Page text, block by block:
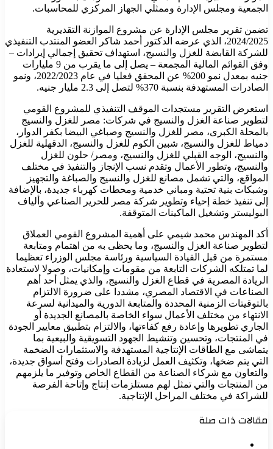
الجمعية ومجلس الإدارة وممثلي الجهاز المركزي للمحاسبات.
تضمن تقرير مجلس الإدارة عن مشروع الموازنة التقديرية
2024/2025، الذي عرضه الدكتور أحمد شاكر العضو المنتدب التنفيذي
للشركة القابضة للغزل والنسيج، استهداف تحقيق إجمالي إيرادات –
وفق القوائم المالية المجمعة – يصل إلى ما يقرب من 9 مليارات
جنيه بمعدل نمو 200% عن المحقق فعليا في عام 2022/2023، ونمو
الصادرات المستهدفة بنسبة 370% لتصل إلى 2.3 مليار جنيه.
استعرض التقرير مستجدات الموقف التنفيذي للمشروع القومي
لتطوير صناعة الغزل والنسيج في شركات: مصر للغزل والنسيج
بالمحلة الكبرى، مصر للغزل والنسيج وصباغي البيضا بكفر الدوار،
دمياط للغزل والنسيج، شبين الكوم للغزل والنسيج، الدقهلية للغزل
والنسيج، الوجه القبلي للغزل والنسيج، ومصر/ حلون للغزل
والنسيج، وتطور الأعمال وتقدم نسب الإنجاز والتنفيذ في مختلف
المواقع، والتي تشمل مصانع للغزل والنسيج والصباغة والتجهيز
وشبكات بنية تحتية ومباني خدمية ومحطات كهرباء جديدة، بالإضافة
إلى تنفيذ خطة إحياء وتطوير شركة مصر للحرير الصناعي وألياف
البوليستر وتشغيل الماكينات المتوقفة.
أكد المهندس محمد شيمي على أهمية المشروع القومي العملاق
لتطوير صناعة الغزل والنسيج، وما يحظى به من اهتمام ومتابعة
مستمرة من قبل القيادة السياسية ورئاسة مجلس الوزراء تعظيما
لما تمتلكه الشركات التابعة من مقومات وإمكانيات، وصولا لاستعادة
الريادة المصرية في قطاع الغزل والنسيج، والذي يمثل أحد أهم
الصناعات في الاقتصاد المصري، مشددا على ضرورة الالتزام
بالتوقيتات الزمنية المحددة والمتابعة الدورية والميدانية لسرعة
الانتهاء من مختلف الأعمال سواء الخاصة بالمصانع الجديدة أو
الجاري تطويرها وإعادة رفع كفاءتها، والالتزام بتطبيق معايير الجودة
في المنتجات، وتحسين وتنشيط الجهود التسويقية والبيعية بما
يتماشى مع الطاقات الإنتاجية المستهدفة والاستثمارات الضخمة
التي يتم ضخها، وتكثيف العمل لزيادة الصادرات وفتح أسواق جديدة،
والتعاون مع شركاء الصناعة من القطاع الخاص وتوفير ما يلزمهم
من المنتجات والتي تمثل لهم مستلزمات إنتاج وإتاحة الفرصة
للشراكة في مختلف المراحل الإنتاجية.
مقالات ذات صلة